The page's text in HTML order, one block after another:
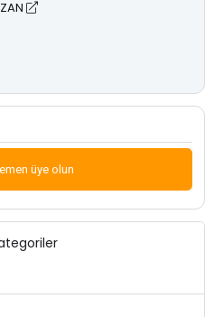
üye olun